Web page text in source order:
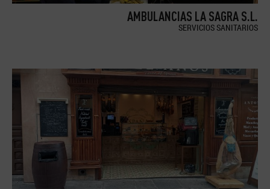
AMBULANCIAS LA SAGRA S.L.
SERVICIOS SANITARIOS